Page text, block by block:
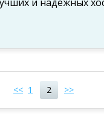
<< 1 2 >>